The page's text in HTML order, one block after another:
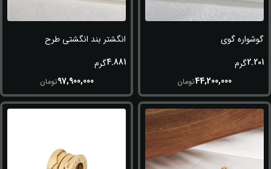
گوشواره گوی
2.201گرم
44,200,000تومان
انگشتر بند انگشتی طرح ناخن
4.881گرم
97,900,000تومان